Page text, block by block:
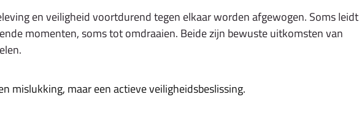
en veiligheid voortdurend tegen elkaar worden afgewogen. Soms leidt
momenten, soms tot omdraaien. Beide zijn bewuste uitkomsten van
mislukking, maar een actieve veiligheidsbeslissing.